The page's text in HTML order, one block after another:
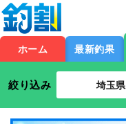
ホーム 最新釣果
絞り込み 埼玉県